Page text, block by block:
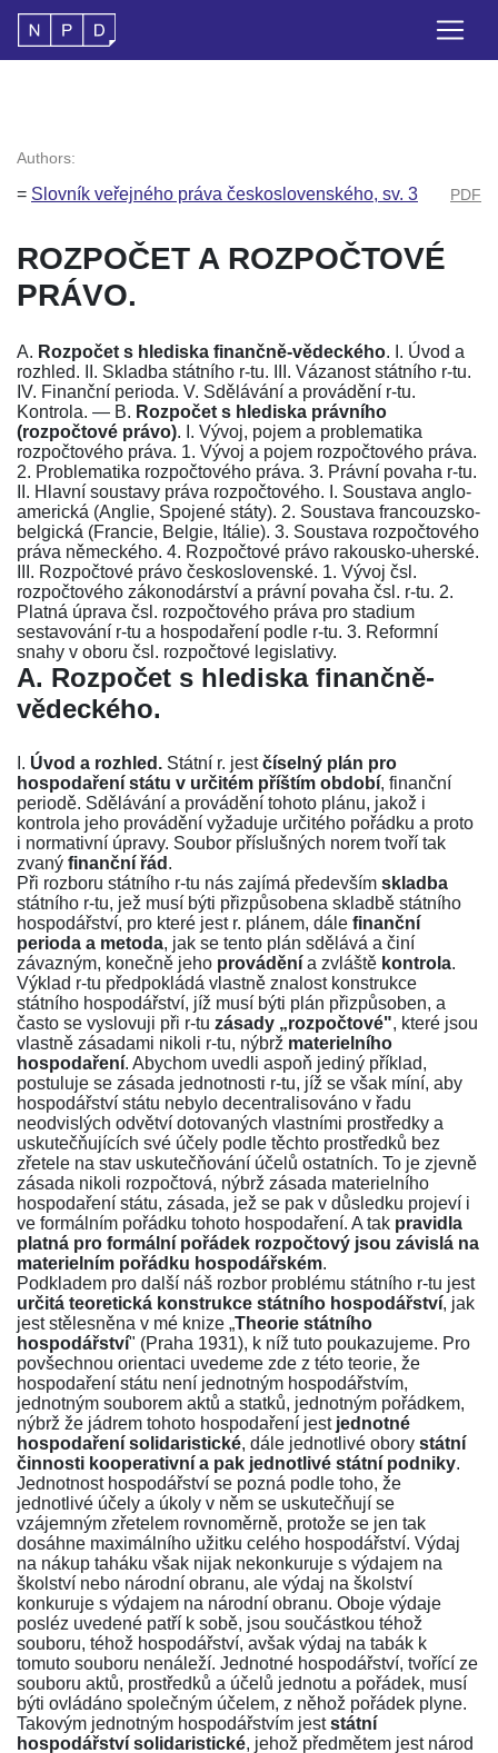
Authors:
= Slovník veřejného práva československého, sv. 3 PDF
ROZPOČET A ROZPOČTOVÉ
PRÁVO.
A. Rozpočet s hlediska finančně-vědeckého. I. Úvod a
rozhled. II. Skladba státního r-tu. III. Vázanost státního r-tu.
IV. Finanční perioda. V. Sdělávání a provádění r-tu.
Kontrola. — B. Rozpočet s hlediska právního
(rozpočtové právo). I. Vývoj, pojem a problematika
rozpočtového práva. 1. Vývoj a pojem rozpočtového práva.
2. Problematika rozpočtového práva. 3. Právní povaha r-tu.
II. Hlavní soustavy práva rozpočtového. I. Soustava anglo-
americká (Anglie, Spojené státy). 2. Soustava francouzsko-
belgická (Francie, Belgie, Itálie). 3. Soustava rozpočtového
práva německého. 4. Rozpočtové právo rakousko-uherské.
III. Rozpočtové právo československé. 1. Vývoj čsl.
rozpočtového zákonodárství a právní povaha čsl. r-tu. 2.
Platná úprava čsl. rozpočtového práva pro stadium
sestavování r-tu a hospodaření podle r-tu. 3. Reformní
snahy v oboru čsl. rozpočtové legislativy.
A. Rozpočet s hlediska finančně-
vědeckého.
I. Úvod a rozhled. Státní r. jestčíselný plán pro
hospodaření státu v určitém příštím období, finanční
periodě. Sdělávání a provádění tohoto plánu, jakož i
kontrola jeho provádění vyžaduje určitého pořádku a proto
i normativní úpravy. Soubor příslušných norem tvoří tak
zvaný finanční řád .
Při rozboru státního r-tu nás zajímá především skladba
státního r-tu, jež musí býti přizpůsobena skladbě státního
hospodářství, pro které jest r. plánem, dále finanční
perioda a metoda, jak se tento plán sdělává a činí
závazným, konečně jeho provádění a zvláště kontrola.
Výklad r-tu předpokládá vlastně znalost konstrukce
státního hospodářství, jíž musí býti plán přizpůsoben, a
často se vyslovuji při r-tu zásady „rozpočtové", které jsou
vlastně zásadami nikoli r-tu, nýbrž materielního
hospodaření. Abychom uvedli aspoň jediný příklad,
postuluje se zásada jednotnosti r-tu, jíž se však míní, aby
hospodářství státu nebylo decentralisováno v řadu
neodvislých odvětví dotovaných vlastními prostředky a
uskutečňujících své účely podle těchto prostředků bez
zřetele na stav uskutečňování účelů ostatních. To je zjevně
zásada nikoli rozpočtová, nýbrž zásada materielního
hospodaření státu, zásada, jež se pak v důsledku projeví i
ve formálním pořádku tohoto hospodaření. A tak pravidla
platná pro formální pořádek rozpočtový jsou závislá na
materielním pořádku hospodářském.
Podkladem pro další náš rozbor problému státního r-tu jest
určitá teoretická konstrukce státního hospodářství, jak
jest stělesněna v mé knize „Theorie státního
hospodářství" (Praha 1931), k níž tuto poukazujeme. Pro
povšechnou orientaci uvedeme zde z této teorie, že
hospodaření státu není jednotným hospodářstvím,
jednotným souborem aktů a statků, jednotným pořádkem,
nýbrž že jádrem tohoto hospodaření jest jednotné
hospodaření solidaristické, dále jednotlivé obory státní
činnosti kooperativní a pak jednotlivé státní podniky.
Jednotnost hospodářství se pozná podle toho, že
jednotlivé účely a úkoly v něm se uskutečňují se
vzájemným zřetelem rovnoměrně, protože se jen tak
dosáhne maximálního užitku celého hospodářství. Výdaj
na nákup taháku však nijak nekonkuruje s výdajem na
školství nebo národní obranu, ale výdaj na školství
konkuruje s výdajem na národní obranu. Oboje výdaje
posléz uvedené patří k sobě, jsou součástkou téhož
souboru, téhož hospodářství, avšak výdaj na tabák k
tomuto souboru nenáleží. Jednotné hospodářství, tvořící ze
souboru aktů, prostředků a účelů jednotu a pořádek, musí
býti ovládáno společným účelem, z něhož pořádek plyne.
Takovým jednotným hospodářstvím jeststátní
hospodářství solidaristické, jehož předmětem jest národ